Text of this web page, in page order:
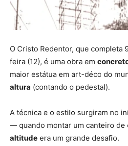
O Cristo Redentor, que completa
feira (12), é uma obra em
maior estátua em art-déco do
altura (contando o pedestal).
A técnica e o estilo surgiram no
— quando montar um canteiro de
altitude era um grande desafio.